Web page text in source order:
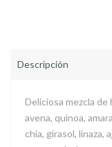
Descripción
Deliciosa mezcla
avena, quinoa,
chia, girasol, linaza,